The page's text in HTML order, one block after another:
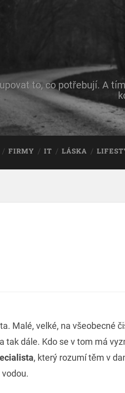
to, co potřebují. A
FIRMY IT LÁSKA
Malé, velké, na všeobecné
tak dále. Kdo se v tom má
, který rozumí těm v